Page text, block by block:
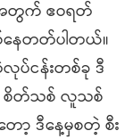
တွက် ဧဝရတ်
နေတတ်ပါတယ်။
ပ်ငန်းတစ်ခု ဒီ
စိတ်သစ် လူသစ်
ာ့ ဒီနေ့မှစတဲ့ စီး